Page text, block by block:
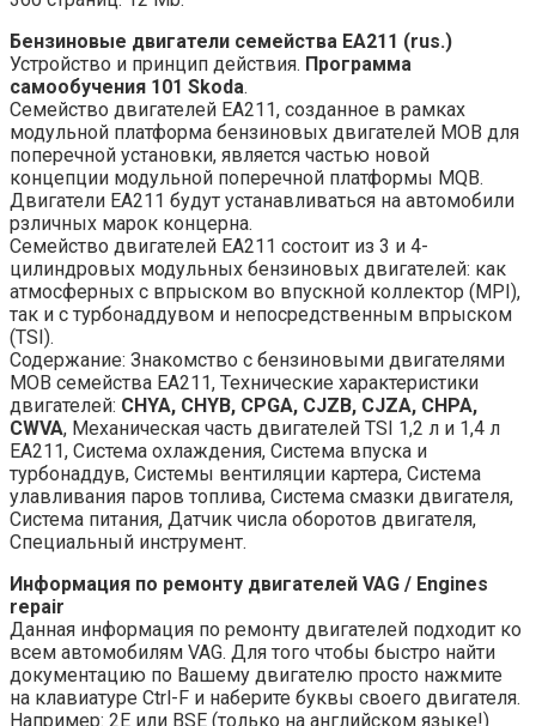
Бензиновые двигатели семейства EA211 (rus.)
Устройство и принцип действия. Программа
самообучения 101 Skoda.
Семейство двигателей EA211, созданное в рамках
модульной платформа бензиновых двигателей MOB для
поперечной установки, является частью новой
концепции модульной поперечной платформы MQB.
Двигатели EA211 будут устанавливаться на автомобили
рзличных марок концерна.
Семейство двигателей EA211 состоит из 3 и 4-
цилиндровых модульных бензиновых двигателей: как
атмосферных с впрыском во впускной коллектор (MPI),
так и с турбонаддувом и непосредственным впрыском
(TSI).
Содержание: Знакомство с бензиновыми двигателями
MOB семейства EA211, Технические характеристики
двигателей: CHYA, CHYB, CPGA, CJZB, CJZA, CHPA,
CWVA, Механическая часть двигателей TSI 1,2 л и 1,4 л
EA211, Система охлаждения, Система впуска и
турбонаддув, Системы вентиляции картера, Система
улавливания паров топлива, Система смазки двигателя,
Система питания, Датчик числа оборотов двигателя,
Специальный инструмент.
Информация по ремонту двигателей VAG / Engines
repair
Данная информация по ремонту двигателей подходит ко
всем автомобилям VAG. Для того чтобы быстро найти
документацию по Вашему двигателю просто нажмите
на клавиатуре Ctrl-F и наберите буквы своего двигателя.
Например: 2E или BSE (только на английском языке!)